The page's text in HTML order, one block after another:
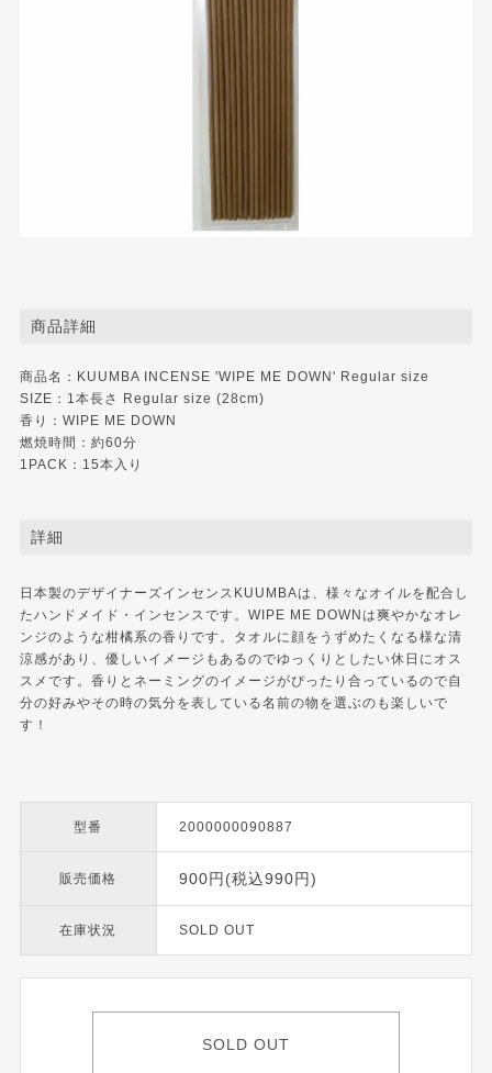
商品詳細
商品名：KUUMBA INCENSE 'WIPE ME DOWN' Regular size
SIZE：1本長さ Regular size (28cm)
香り：WIPE ME DOWN
燃焼時間：約60分
1PACK：15本入り
詳細
日本製のデザイナーズインセンスKUUMBAは、様々なオイルを配合し
たハンドメイド・インセンスです。WIPE ME DOWNは爽やかなオレ
ンジのような柑橘系の香りです。タオルに顔をうずめたくなる様な清
涼感があり、優しいイメージもあるのでゆっくりとしたい休日にオス
スメです。香りとネーミングのイメージがぴったり合っているので自
分の好みやその時の気分を表している名前の物を選ぶのも楽しいで
す！
型番 2000000090887
販売価格 900円(税込990円)
在庫状況 SOLD OUT
SOLD OUT